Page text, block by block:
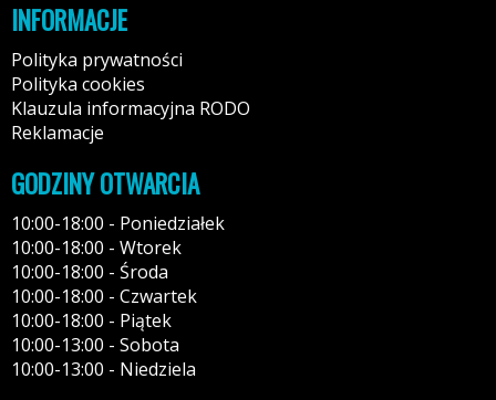
INFORMACJE
Polityka prywatności
Polityka cookies
Klauzula informacyjna RODO
Reklamacje
GODZINY OTWARCIA
10:00-18:00 - Poniedziałek
10:00-18:00 - Wtorek
10:00-18:00 - Środa
10:00-18:00 - Czwartek
10:00-18:00 - Piątek
10:00-13:00 - Sobota
10:00-13:00 - Niedziela